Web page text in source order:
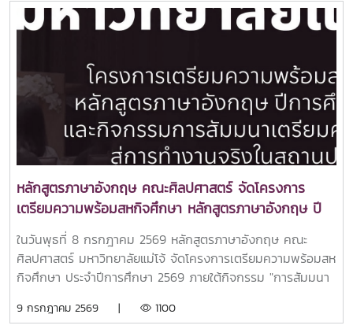
นักเรียนระดับชั้นมัธยมศึกษาปีที่ 1–3 จำนวน 71 คน ณ ห้องแม่
ยอดเฮือน ชั้น 2 อาคารดารารัศมีทั้งนี้โครงการได้จัดภายใต้หัวข้อ
ทำงานกลุ่ม และการฝึกใช้ภาษาจีนในชีวิตประจำวัน ช่วยเสริม
ทักษะการสื่อสาร ความคิดสร้างสรรค์ และการทำงานร่วมกันของ
ผู้เรียนการได้รับเชิญในครั้งนี้สะท้อนถึงความเชื่อมั่นในศักยภาพ
ของบุคลากรคณะศิลปศาสตร์ในการถ่ายทอดองค์ความรู้สู่สังคม
และเป็นอีกก้าวสำคัญในการเตรียมความพร้อมด้านการเรียนการ
สอนภาษาจีน โดยคณะศิลปศาสตร์ มหาวิทยาลัยแม่โจ้ มีแผนเปิด
หลักสูตรศิลปศาสตรบัณฑิต สาขาวิชาภาษาจีน ในปีการศึกษา
2570 เพื่อผลิตบัณฑิตที่มีความรู้ด้านภาษา การสื่อสาร และความ
เข้าใจในบริบทวัฒนธรรมนานาชาติ รองรับความต้องการของ
สังคมและตลาดแรงงานในอนาคต
หลักสูตรภาษาอังกฤษ คณะศิลปศาสตร์ จัดโครงการ
เตรียมความพร้อมสหกิจศึกษา หลักสูตรภาษาอังกฤษ ปี
การศึกษา 2569 และกิจกรรมการสัมมนาเตรียมความ
พร้อมสู่การทำงานจริงในสถานประกอบการ
ในวันพุธที่ 8 กรกฎาคม 2569 หลักสูตรภาษาอังกฤษ คณะ
ศิลปศาสตร์ มหาวิทยาลัยแม่โจ้ จัดโครงการเตรียมความพร้อมสห
กิจศึกษา ประจำปีการศึกษา 2569 ภายใต้กิจกรรม "การสัมมนา
105 อาคารประเสริฐ ณ นคร มหาวิทยาลัยแม่โจ้ เพื่อเตรียมความ
9 กรกฎาคม 2569 | 1100